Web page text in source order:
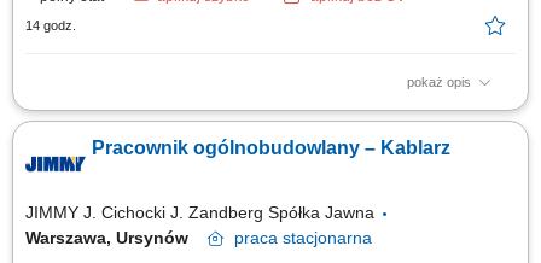
14 godz.
pokaż opis
Zadania: Składanie i rozkładanie konstrukcji szalunkowych wiodących
wykończeniem elementów żelbetowych; Prowadzenie robót
konstrukcyjnych zgodnie z rysunkiem i wskazaniami technicznymi;
Pracownik ogólnobudowlany – Kablarz
JIMMY J. Cichocki J. Zandberg Spółka Jawna
Warszawa, Ursynów
praca stacjonarna